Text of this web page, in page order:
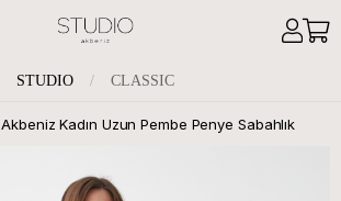
STUDIO / CLASSIC
Akbeniz Kadın Uzun Pembe Penye Sabahlık